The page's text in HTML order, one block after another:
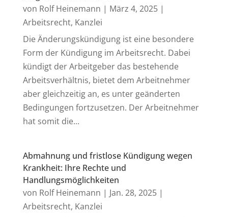
von Rolf Heinemann | März 4, 2025|
Arbeitsrecht, Kanzlei
Die Änderungskündigung ist eine besondere
Form der Kündigung im Arbeitsrecht. Dabei
kündigt der Arbeitgeber das bestehende
Arbeitsverhältnis, bietet dem Arbeitnehmer
aber gleichzeitig an, es unter geänderten
Bedingungen fortzusetzen. Der Arbeitnehmer
hat somit die...
Abmahnung und fristlose Kündigung wegen
Krankheit: Ihre Rechte und
Handlungsmöglichkeiten
von Rolf Heinemann | Jan. 28, 2025|
Arbeitsrecht, Kanzlei